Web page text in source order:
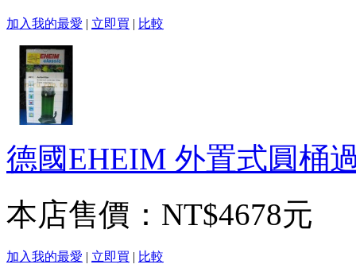
加入我的最愛 | 立即買 | 比較
德國EHEIM 外置式圓桶
本店售價： NT$4678元
加入我的最愛 | 立即買 | 比較